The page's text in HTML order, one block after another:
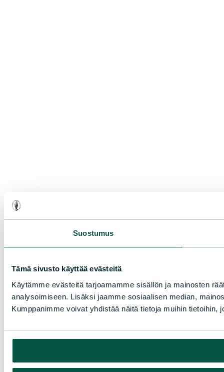
Suostumus
Tämä sivusto käyttää evästeitä
Käytämme evästeitä tarjoamamme sisällön ja mainosten
analysoimiseen. Lisäksi jaamme sosiaalisen median,
Kumppanimme voivat yhdistää näitä tietoja muihin tietoihin,